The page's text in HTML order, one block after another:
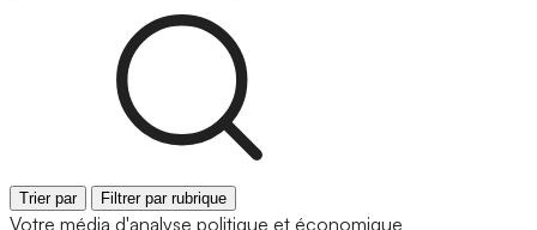
Trier par Filtrer par rubrique
Votre média d'analyse politique et économique